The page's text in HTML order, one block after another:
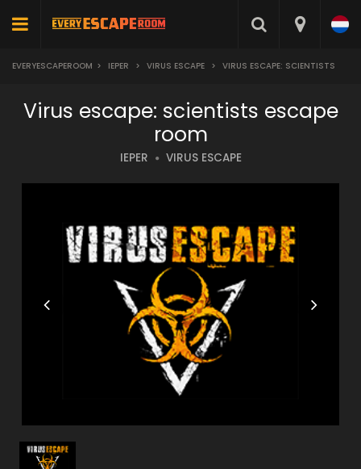
EVERYESCAPEROOM > IEPER > VIRUS ESCAPE > VIRUS ESCAPE: SCIENTISTS
Virus escape: scientists escape
room
IEPER VIRUS ESCAPE